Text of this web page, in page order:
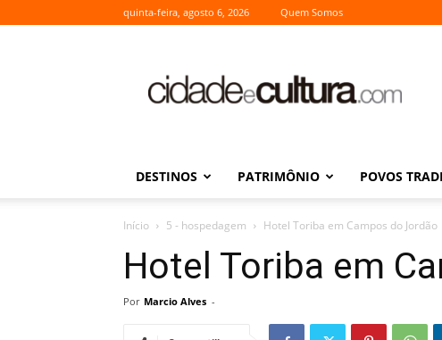
quinta-feira, agosto 6, 2026 Quem Somos
Cultura
DESTINOS PATRIMÔNIO POVOS
Início 5 - hospedagem Hotel Toriba em Campos do Jordão
Hotel Toriba em
Por Marcio Alves -